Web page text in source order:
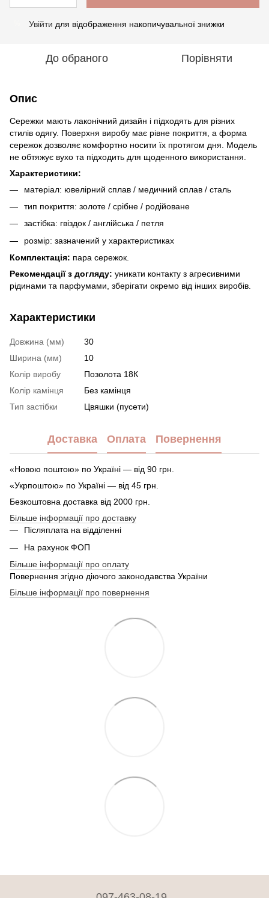
Увійти для відображення накопичувальної знижки
До обраного Порівняти
Опис
Сережки мають лаконічний дизайн і підходять для різних
стилів одягу. Поверхня виробу має рівне покриття, а форма
сережок дозволяє комфортно носити їх протягом дня. Модель
не обтяжує вухо та підходить для щоденного використання.
Характеристики:
матеріал: ювелірний сплав / медичний сплав / сталь
тип покриття: золоте / срібне / родійоване
застібка: гвіздок / англійська / петля
розмір: зазначений у характеристиках
Комплектація: пара сережок.
Рекомендації з догляду: уникати контакту з агресивними
рідинами та парфумами, зберігати окремо від інших виробів.
Характеристики
Довжина (мм)
30
Ширина (мм)
10
Колір виробу
Позолота 18К
Колір камінця
Без камінця
Тип застібки
Цвяшки (пусети)
Доставка Оплата Повернення
«Новою поштою» по Україні — від 90 грн.
«Укрпоштою» по Україні — від 45 грн.
Безкоштовна доставка від 2000 грн.
Більше інформації про доставку
Післяплата на відділенні
На рахунок ФОП
Більше інформації про оплату
Повернення згідно діючого законодавства України
Більше інформації про повернення